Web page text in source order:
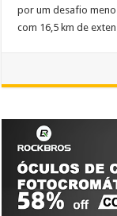
por um desafio
com 16,5 km de